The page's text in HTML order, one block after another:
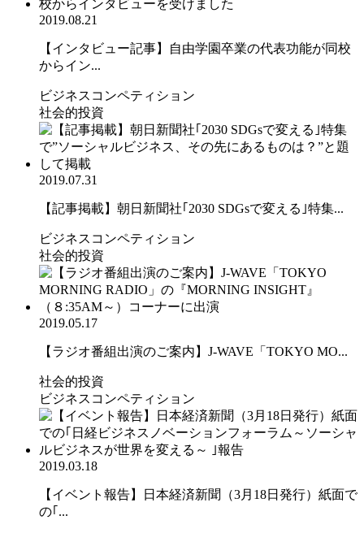
2019.08.21
【インタビュー記事】自由学園卒業の代表功能が同校
からイン...
ビジネスコンペティション
社会的投資
2019.07.31
【記事掲載】朝日新聞社｢2030 SDGsで変える｣特集...
ビジネスコンペティション
社会的投資
2019.05.17
【ラジオ番組出演のご案内】J-WAVE「TOKYO MO...
社会的投資
ビジネスコンペティション
2019.03.18
【イベント報告】日本経済新聞（3月18日発行）紙面で
の｢...